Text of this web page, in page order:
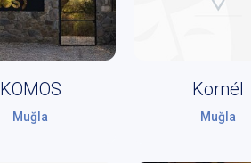
KOMOS
Muğla
Kornél
Muğla